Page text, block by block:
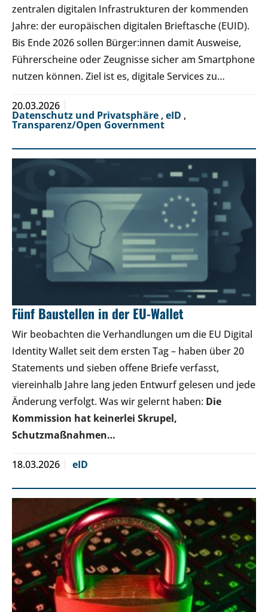
zentralen digitalen Infrastrukturen der kommenden
Jahre: der europäischen digitalen Brieftasche (EUID).
Bis Ende 2026 sollen Bürger:innen damit Ausweise,
Führerscheine oder Zeugnisse sicher am Smartphone
nutzen können. Ziel ist es, digitale Services zu…
20.03.2026
Datenschutz und Privatsphäre , eID ,
Transparenz/Open Government
Fünf Baustellen in der EU-Wallet
Wir beobachten die Verhandlungen um die EU Digital
Identity Wallet seit dem ersten Tag – haben über 20
Statements und sieben offene Briefe verfasst,
viereinhalb Jahre lang jeden Entwurf gelesen und jede
Änderung verfolgt. Was wir gelernt haben: Die
Kommission hat keinerlei Skrupel,
Schutzmaßnahmen…
18.03.2026 eID